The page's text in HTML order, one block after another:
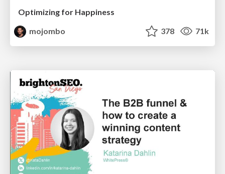
Optimizing for Happiness
mojombo
378 71k